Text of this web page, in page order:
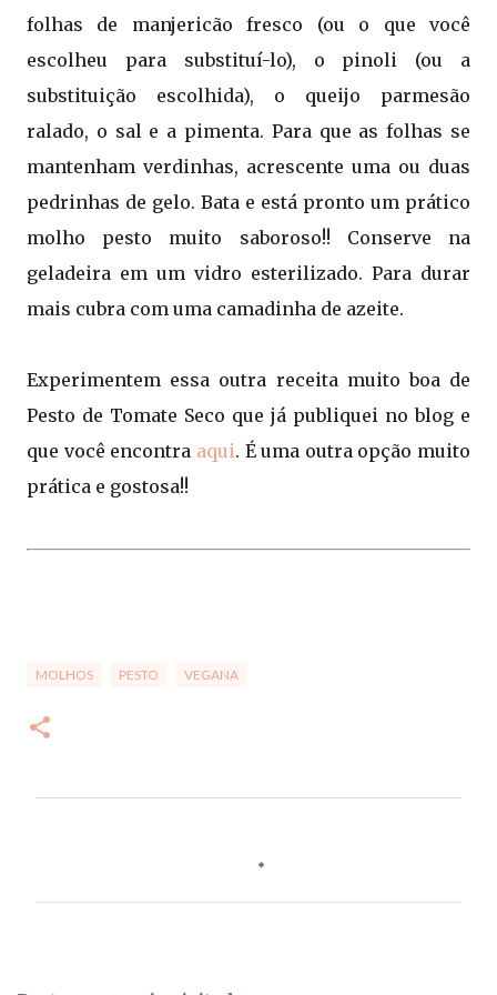
folhas de manjericão fresco (ou o que você
escolheu para substituí-lo), o pinoli (ou a
substituição escolhida), o queijo parmesão
ralado, o sal e a pimenta. Para que as folhas se
mantenham verdinhas, acrescente uma ou duas
pedrinhas de gelo. Bata e está pronto um prático
molho pesto muito saboroso!! Conserve na
geladeira em um vidro esterilizado. Para durar
mais cubra com uma camadinha de azeite.
Experimentem essa outra receita muito boa de
Pesto de Tomate Seco que já publiquei no blog e
que você encontra aqui. É uma outra opção muito
prática e gostosa!!
MOLHOS PESTO VEGANA